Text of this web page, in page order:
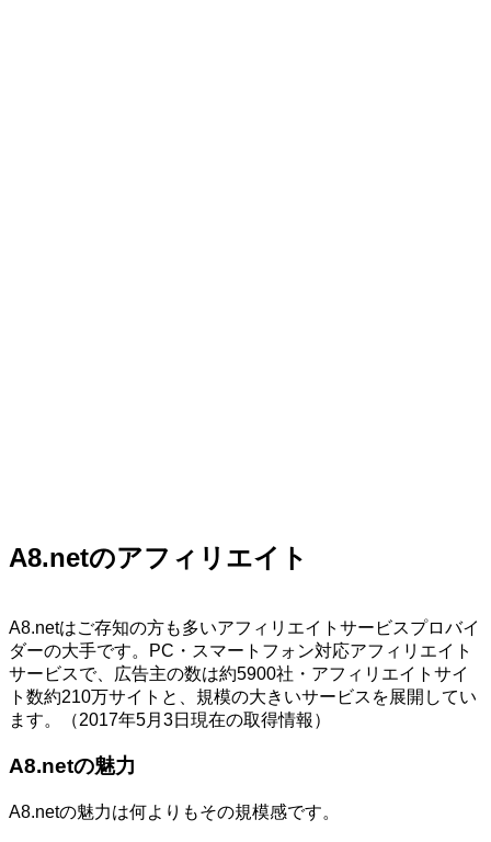
A8.netのアフィリエイト
A8.netはご存知の方も多いアフィリエイトサービスプロバイ
ダーの大手です。PC・スマートフォン対応アフィリエイト
サービスで、広告主の数は約5900社・アフィリエイトサイ
ト数約210万サイトと、規模の大きいサービスを展開してい
ます。（2017年5月3日現在の取得情報）
A8.netの魅力
A8.netの魅力は何よりもその規模感です。